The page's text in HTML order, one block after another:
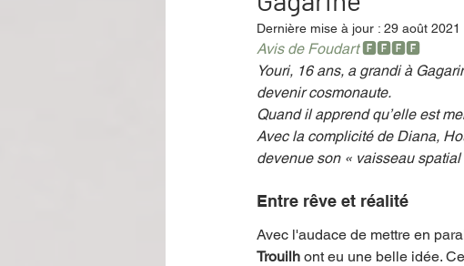
Performance Rire Récompense
Événement Validé par Romane.
Dernière mise à jour : 29 août 2021
Avis de Foudart 🅵🅵🅵🅵
Youri, 16 ans, a grandi à
devenir cosmonaute.
Quand il apprend qu’elle est
Avec la complicité de Diana,
devenue son « vaisseau spatial
Entre rêve et réalité
Avec l'audace de mettre en
Trouilh ont eu une belle idée.